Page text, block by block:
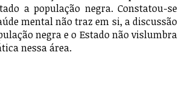
a população negra. Constatou-se
mental não traz em si, a discussão
negra e o Estado não vislumbra
nessa área.